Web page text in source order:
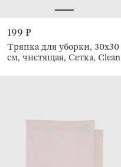
199 ₽
Тряпка для уборки, 30х30
см, чистящая, Сетка, Clean